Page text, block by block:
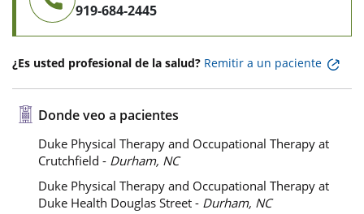
919-684-2445
¿Es usted profesional de la salud? Remitir a un paciente
Donde veo a pacientes
Duke Physical Therapy and Occupational Therapy at
Crutchfield - Durham, NC
Duke Physical Therapy and Occupational Therapy at
Duke Health Douglas Street - Durham, NC